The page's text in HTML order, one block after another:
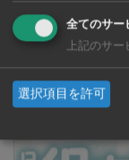
全てのサー
上記のサ
選択項目を許可